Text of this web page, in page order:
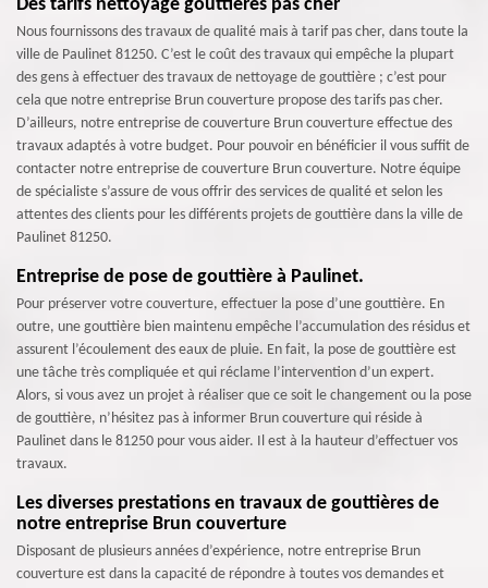
Des tarifs nettoyage gouttières pas cher
Nous fournissons des travaux de qualité mais à tarif pas cher, dans toute la
ville de Paulinet 81250. C’est le coût des travaux qui empêche la plupart
des gens à effectuer des travaux de nettoyage de gouttière ; c’est pour
cela que notre entreprise Brun couverture propose des tarifs pas cher.
D’ailleurs, notre entreprise de couverture Brun couverture effectue des
travaux adaptés à votre budget. Pour pouvoir en bénéficier il vous suffit de
contacter notre entreprise de couverture Brun couverture. Notre équipe
de spécialiste s’assure de vous offrir des services de qualité et selon les
attentes des clients pour les différents projets de gouttière dans la ville de
Paulinet 81250.
Entreprise de pose de gouttière à Paulinet.
Pour préserver votre couverture, effectuer la pose d’une gouttière. En
outre, une gouttière bien maintenu empêche l’accumulation des résidus et
assurent l’écoulement des eaux de pluie. En fait, la pose de gouttière est
une tâche très compliquée et qui réclame l’intervention d’un expert.
Alors, si vous avez un projet à réaliser que ce soit le changement ou la pose
de gouttière, n’hésitez pas à informer Brun couverture qui réside à
Paulinet dans le 81250 pour vous aider. Il est à la hauteur d’effectuer vos
travaux.
Les diverses prestations en travaux de gouttières de
notre entreprise Brun couverture
Disposant de plusieurs années d’expérience, notre entreprise Brun
couverture est dans la capacité de répondre à toutes vos demandes et